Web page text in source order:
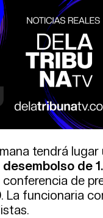
tendrá
de
conferencia de
. La funcionaria